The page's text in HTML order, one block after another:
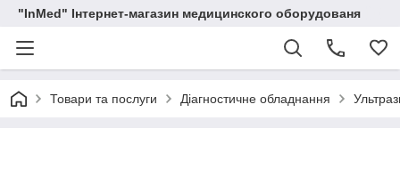
"InMed" Інтернет-магазин медицинского оборудованя
Товари та послуги Діагностичне обладнання